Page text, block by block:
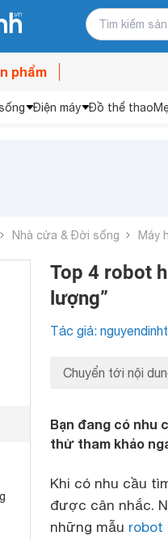
phẩm
Điện máy Đồ thể thao
Nhà cửa & Đời sống Máy
Top 4 robot
lượng”
Tác giả:
Chuyển tới nội
Bạn đang có nhu
thử tham khảo
Khi có nhu cầu
được cân nhắc.
những mẫu robot